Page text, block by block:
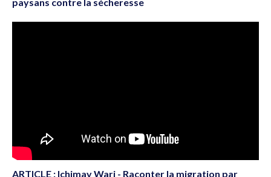
ARTICLE : Ichimay Wari - Raconter la migration par